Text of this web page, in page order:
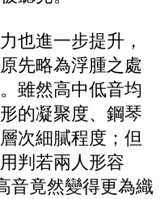
也進一步提升，
先略為浮腫之處
雖然高中低音均
的凝聚度、鋼琴
次細膩程度；但
判若兩人形容
音竟然變得更為織